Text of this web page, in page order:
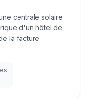
centrale solaire
d'un hôtel de
la facture